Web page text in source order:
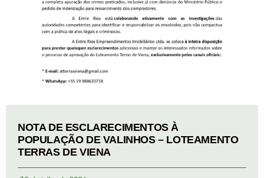
NOTA DE ESCLARECIMENTOS À
POPULAÇÃO DE VALINHOS – LOTEAMENTO
TERRAS DE VIENA